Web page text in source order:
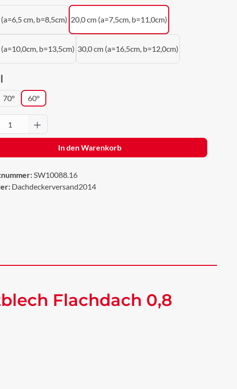
cm, b=8,5cm) 20,0 cm (a=7,5cm, b=11,0cm)
b=13,5cm) 30,0 cm (a=16,5cm, b=12,0cm)
auswählen
70° 60°
Anzahl: Gib den gewünschten Wert ein
In den Warenkorb
SW10088.16
Dachdeckerversand2014
Flachdach 0,8